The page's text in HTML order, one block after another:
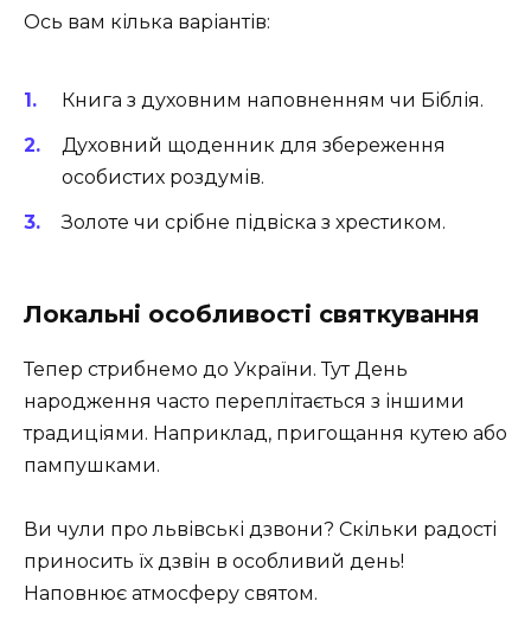
Ось вам кілька варіантів:
Книга з духовним наповненням чи Біблія.
Духовний щоденник для збереження
особистих роздумів.
Золоте чи срібне підвіска з хрестиком.
Локальні особливості святкування
Тепер стрибнемо до України. Тут День
народження часто переплітається з іншими
традиціями. Наприклад, пригощання кутею або
пампушками.
Ви чули про львівські дзвони? Скільки радості
приносить їх дзвін в особливий день!
Наповнює атмосферу святом.